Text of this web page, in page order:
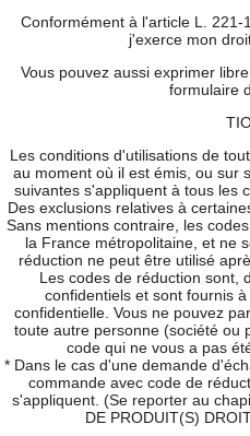
Conformément à l'article L.
j'exerce mon
Vous pouvez aussi exprimer
formulaire
Les conditions d'utilisations de
au moment où il est émis, ou sur
suivantes s'appliquent à tous les
Des exclusions relatives à
Sans mentions contraire, les
la France métropolitaine, et ne
réduction ne peut être utilisé
Les codes de réduction sont,
confidentiels et sont fournis
confidentielle. Vous ne pouvez
toute autre personne (société ou
code qui ne vous a pas
* Dans le cas d'une demande
commande avec code de
s'appliquent. (Se reporter au
DE PRODUIT(S)